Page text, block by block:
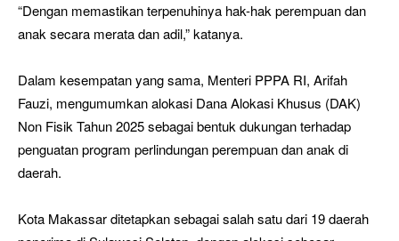
“Dengan memastikan terpenuhinya hak-hak perempuan dan
anak secara merata dan adil,” katanya.
Dalam kesempatan yang sama, Menteri PPPA RI, Arifah
Fauzi, mengumumkan alokasi Dana Alokasi Khusus (DAK)
Non Fisik Tahun 2025 sebagai bentuk dukungan terhadap
penguatan program perlindungan perempuan dan anak di
daerah.
Kota Makassar ditetapkan sebagai salah satu dari 19 daerah